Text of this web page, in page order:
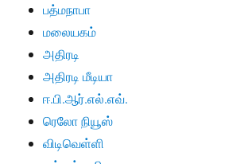
பத்மநாபா
மலையகம்
அதிரடி
அதிரடி மீடியா
ஈ.பி.ஆர்.எல்.எவ்.
ரெலோ நியூஸ்
விடிவெள்ளி